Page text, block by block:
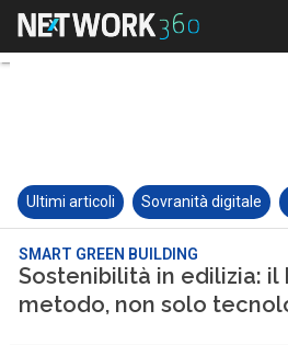
Ultimi articoli Sovranità digitale
SMART GREEN BUILDING
Sostenibilità in edilizia: il
metodo, non solo